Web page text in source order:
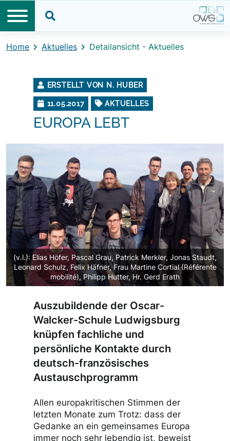
Home Aktuelles Detailansicht - Aktuelles
ERSTELLT VON N. HUBER
11.05.2017 AKTUELLES
EUROPA LEBT
(v.l.): Elias Höfer, Pascal Grau, Patrick Merkler, Jonas Staudt,
Leonard Schulz, Felix Häfner, Frau Martine Cortial (Référente
mobilité), Philipp Hutter, Hr. Gerd Erath
Auszubildende der Oscar-
Walcker-Schule Ludwigsburg
knüpfen fachliche und
persönliche Kontakte durch
deutsch-französisches
Austauschprogramm
Allen europakritischen Stimmen der
letzten Monate zum Trotz: dass der
Gedanke an ein gemeinsames Europa
immer noch sehr lebendig ist, beweist